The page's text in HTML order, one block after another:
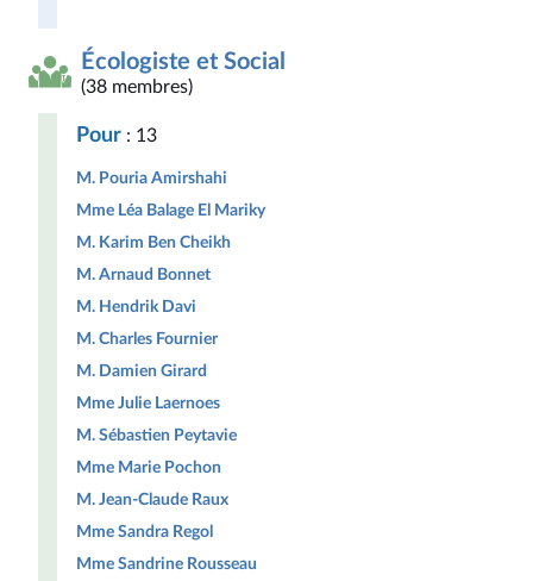
Écologiste et Social
(38 membres)
Pour : 13
M. Pouria Amirshahi
Mme Léa Balage El Mariky
M. Karim Ben Cheikh
M. Arnaud Bonnet
M. Hendrik Davi
M. Charles Fournier
M. Damien Girard
Mme Julie Laernoes
M. Sébastien Peytavie
Mme Marie Pochon
M. Jean-Claude Raux
Mme Sandra Regol
Mme Sandrine Rousseau